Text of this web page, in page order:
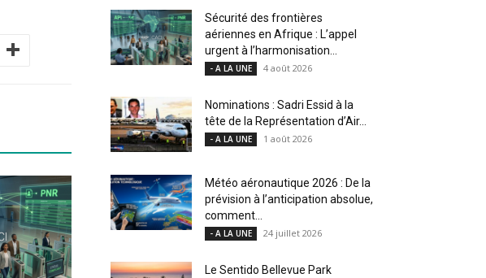
Sécurité des frontières
aériennes en Afrique : L’appel
urgent à l’harmonisation...
- A LA UNE 4 août 2026
Nominations : Sadri Essid à la
tête de la Représentation d’Air...
- A LA UNE 1 août 2026
Météo aéronautique 2026 : De la
prévision à l’anticipation absolue,
comment...
- A LA UNE 24 juillet 2026
Le Sentido Bellevue Park